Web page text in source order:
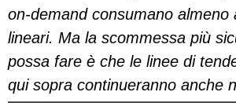
on-demand consumano almeno
lineari. Ma la scommessa più
possa fare è che le linee di
qui sopra continueranno anche